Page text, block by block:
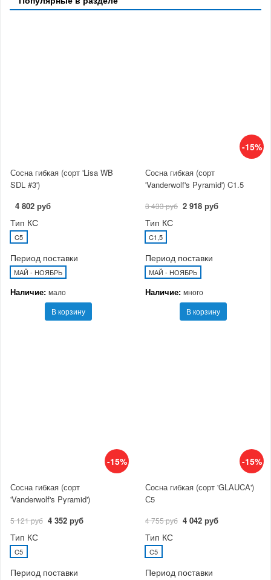
Сосна гибкая (сорт 'Lisa WB
SDL #3')
4 802 руб
Тип КС
C5
Период поставки
МАЙ - НОЯБРЬ
Наличие: мало
В корзину
-15%
Сосна гибкая (сорт
'Vanderwolf's Pyramid') C1.5
3 433 руб 2 918 руб
Тип КС
C1,5
Период поставки
МАЙ - НОЯБРЬ
Наличие: много
В корзину
-15%
Сосна гибкая (сорт
'Vanderwolf's Pyramid')
5 121 руб 4 352 руб
Тип КС
C5
Период поставки
-15%
Сосна гибкая (сорт 'GLAUCA')
С5
4 755 руб 4 042 руб
Тип КС
C5
Период поставки